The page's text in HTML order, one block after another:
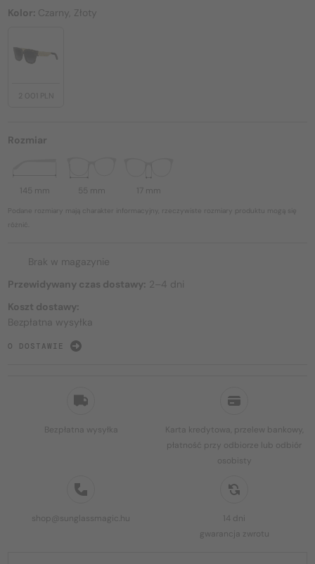
Bezpłatna wysyłka
Karta kredytowa, przelew bankowy,
płatność przy odbiorze lub odbiór
osobisty
shop@sunglassmagic.hu
14 dni
gwarancja zwrotu
Kolor: Czarny, Złoty
2 001 PLN
Rozmiar
145 mm 55 mm 17 mm
Podane rozmiary mają charakter informacyjny, rzeczywiste rozmiary produktu mogą się
różnić.
Brak w magazynie
Przewidywany czas dostawy: 2–4 dni
Koszt dostawy:
Bezpłatna wysyłka
O DOSTAWIE